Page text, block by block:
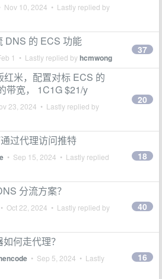
Nov 10, 2024 • Lastly replied by
DNS 的 ECS 功能
1 • Lastly replied byhcmwong
37
红米，配置对标 ECS 的
带宽， 1C1G $21/y
23, 2024 • Lastly replied by
20
过代理访问推特
• Sep 15, 2024 • Lastly replied
18
分流方案？
• Oct 22, 2024 • Lastly replied by 40
何走代理？
• Sep 5, 2024 • Lastly
16